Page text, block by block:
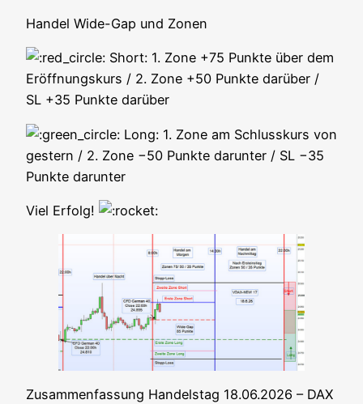
Han­del Wide-Gap und Zonen
Short: 1. Zone +75 Punk­te über dem
Eröff­nungs­kurs / 2. Zone +50 Punk­te dar­über /
SL +35 Punk­te darüber
Long: 1. Zone am Schluss­kurs von
ges­tern / 2. Zone −50 Punk­te dar­un­ter / SL −35
Punk­te darunter
Viel Erfolg!
Zusam­men­fas­sung Han­dels­tag 18.06.2026 – DAX